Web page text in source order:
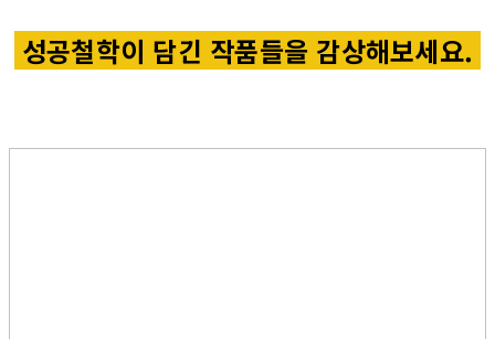
성공철학이 담긴 작품들을 감상해보세요.